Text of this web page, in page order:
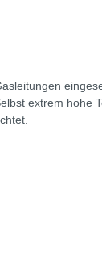
extrem hohe